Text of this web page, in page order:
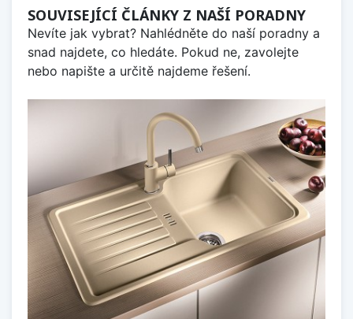
SOUVISEJÍCÍ ČLÁNKY Z NAŠÍ PORADNY
Nevíte jak vybrat? Nahlédněte do naší poradny a
snad najdete, co hledáte. Pokud ne, zavolejte
nebo napište a určitě najdeme řešení.